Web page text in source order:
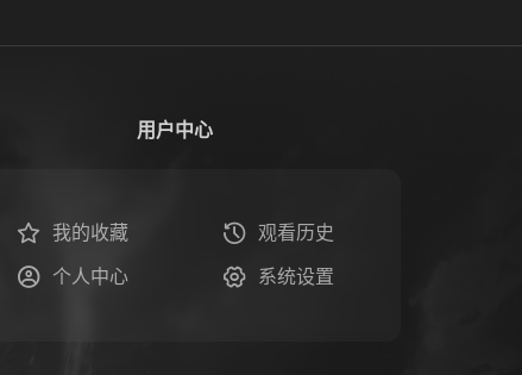
用户中心
我的收藏 观看历史
个人中心 系统设置